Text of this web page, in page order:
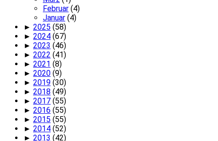
Februar (4)
Januar (4)
► 2025 (58)
► 2024 (67)
► 2023 (46)
► 2022 (41)
► 2021 (8)
► 2020 (9)
► 2019 (30)
► 2018 (49)
► 2017 (55)
► 2016 (55)
► 2015 (55)
► 2014 (52)
► 2013 (42)